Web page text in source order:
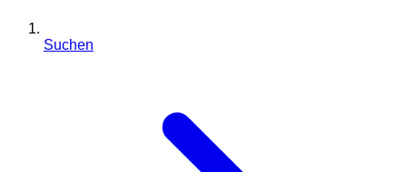
Suchen